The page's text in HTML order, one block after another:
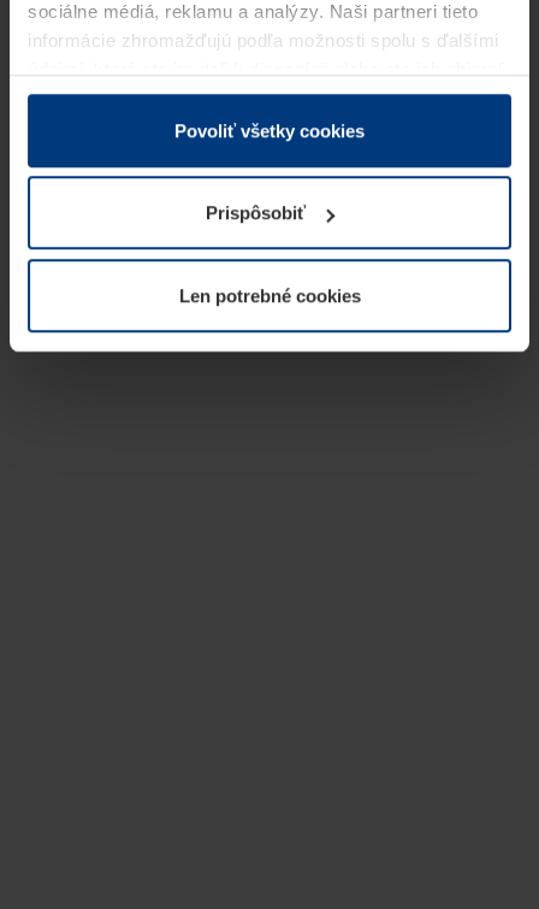
sociálne médiá, reklamu a analýzy. Naši partneri tieto
informácie zhromažďujú podľa možnosti spolu s ďalšími
v rámci Vášho využívania služieb.
Z právneho hľadiska môžeme cookies ukladať na Vašom
prevádzku tejto stránky. Pre všetky ostatné typy cookie
potrebujeme Vaše povolenie. Vaše povolenie môžete
kedykoľvek zmeniť alebo odvolať vo vysvetlení cookie
našej webovej stránky.
Povoliť všetky cookies
Prispôsobiť
Len potrebné cookies